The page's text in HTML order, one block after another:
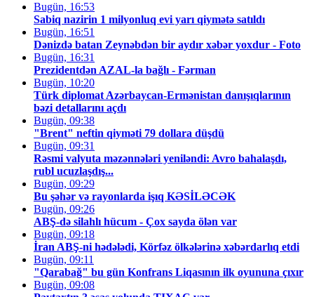
Bugün, 16:53
Sabiq nazirin 1 milyonluq evi yarı qiymətə satıldı
Bugün, 16:51
Dənizdə batan Zeynəbdən bir aydır xəbər yoxdur - Foto
Bugün, 16:31
Prezidentdən AZAL-la bağlı - Fərman
Bugün, 10:20
Türk diplomat Azərbaycan-Ermənistan danışıqlarının
bəzi detallarını açdı
Bugün, 09:38
"Brent" neftin qiyməti 79 dollara düşdü
Bugün, 09:31
Rəsmi valyuta məzənnələri yeniləndi: Avro bahalaşdı,
rubl ucuzlaşdış...
Bugün, 09:29
Bu şəhər və rayonlarda işıq KƏSİLƏCƏK
Bugün, 09:26
ABŞ-də silahlı hücum - Çox sayda ölən var
Bugün, 09:18
İran ABŞ-ni hədələdi, Körfəz ölkələrinə xəbərdarlıq etdi
Bugün, 09:11
"Qarabağ" bu gün Konfrans Liqasının ilk oyununa çıxır
Bugün, 09:08